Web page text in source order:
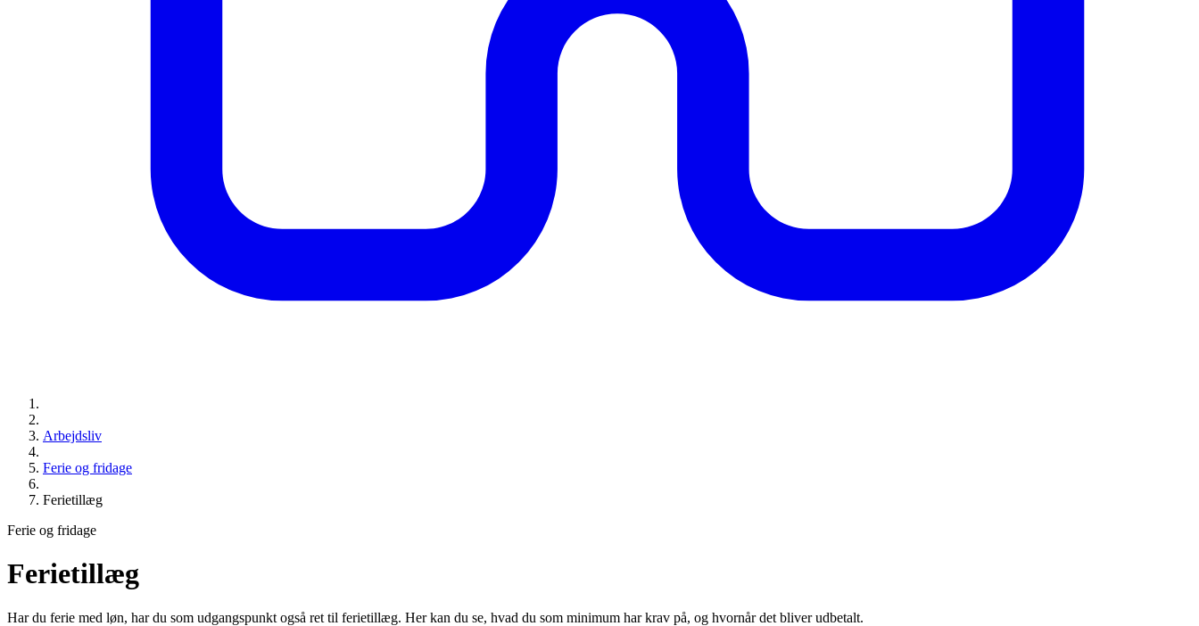
Arbejdsliv
Ferie og fridage
Ferietillæg
Ferie og fridage
Ferietillæg
Har du ferie med løn, har du som udgangspunkt også ret til ferietillæg. Her kan du se, hvad du som minimum har krav på, og hvornår det bliver udbetalt.